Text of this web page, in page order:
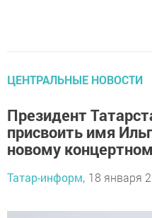
ЦЕНТРАЛЬНЫЕ НОВОСТИ
Президент
присвоить имя
новому
Татар-информ, 18 января